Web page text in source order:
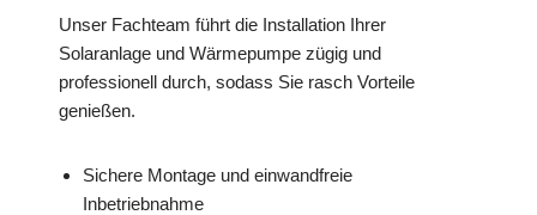
Unser Fachteam führt die Installation Ihrer
Solaranlage und Wärmepumpe zügig und
professionell durch, sodass Sie rasch Vorteile
genießen.
Sichere Montage und einwandfreie
Inbetriebnahme